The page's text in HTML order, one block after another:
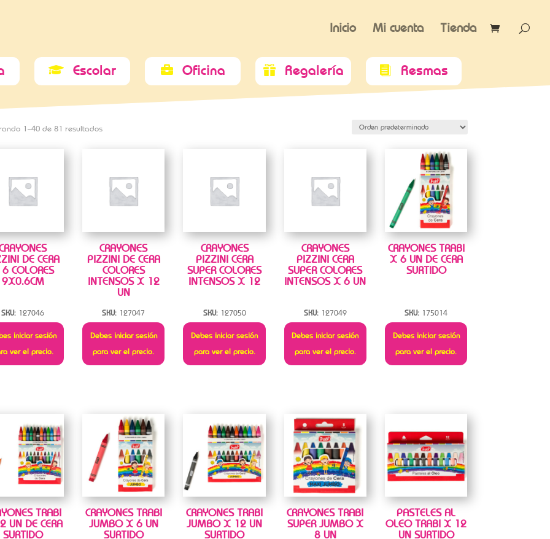
Inicio Mi cuenta Tienda
 Escolar  Oficina  Regalería  Resmas
1–40 de 81 resultados
DE CERA
COLORES
9X0.6CM
SKU: 127046
iniciar sesión
ver el precio.
CRAYONES
PIZZINI DE CERA
COLORES
INTENSOS X 12
UN
SKU: 127047
Debes iniciar sesión
para ver el precio.
CRAYONES
PIZZINI CERA
SUPER COLORES
INTENSOS X 12
SKU: 127050
Debes iniciar sesión
para ver el precio.
CRAYONES
PIZZINI CERA
SUPER COLORES
INTENSOS X 6 UN
SKU: 127049
Debes iniciar sesión
para ver el precio.
CRAYONES TRABI
X 6 UN DE CERA
SURTIDO
SKU: 175014
Debes iniciar sesión
para ver el precio.
TRABI
UN DE CERA
SURTIDO
CRAYONES TRABI
JUMBO X 6 UN
SURTIDO
CRAYONES TRABI
JUMBO X 12 UN
SURTIDO
CRAYONES TRABI
SUPER JUMBO X
8 UN
PASTELES AL
OLEO TRABI X 12
UN SURTIDO